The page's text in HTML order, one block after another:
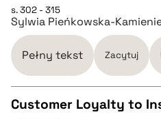
BIBTEX
pobierz cytat
s. 302 - 315
Sylwia Pieńkowska-
Pełny tekst Zacytuj
Customer Loyalty to